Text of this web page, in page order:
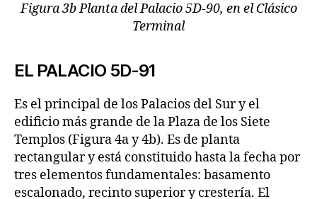
Figura 3b Planta del Palacio 5D-90, en el Clásico
Terminal
EL PALACIO 5D-91
Es el principal de los Palacios del Sur y el
edificio más grande de la Plaza de los Siete
Templos (Figura 4a y 4b). Es de planta
rectangular y está constituido hasta la fecha por
tres elementos fundamentales: basamento
escalonado, recinto superior y crestería. El